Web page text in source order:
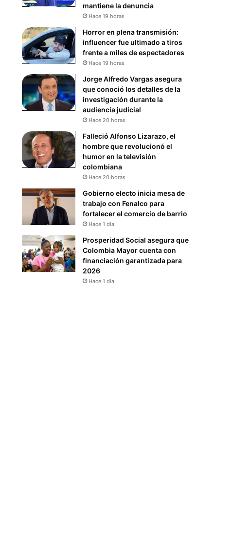
mantiene la denuncia
Hace 19 horas
Horror en plena transmisión:
influencer fue ultimado a tiros
frente a miles de espectadores
Hace 19 horas
Jorge Alfredo Vargas asegura
que conoció los detalles de la
investigación durante la
audiencia judicial
Hace 20 horas
Falleció Alfonso Lizarazo, el
hombre que revolucionó el
humor en la televisión
colombiana
Hace 20 horas
Gobierno electo inicia mesa de
trabajo con Fenalco para
fortalecer el comercio de barrio
Hace 1 día
Prosperidad Social asegura que
Colombia Mayor cuenta con
financiación garantizada para
2026
Hace 1 día